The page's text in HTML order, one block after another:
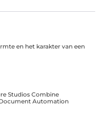
en het karakter van een
Studios Combine
Automation